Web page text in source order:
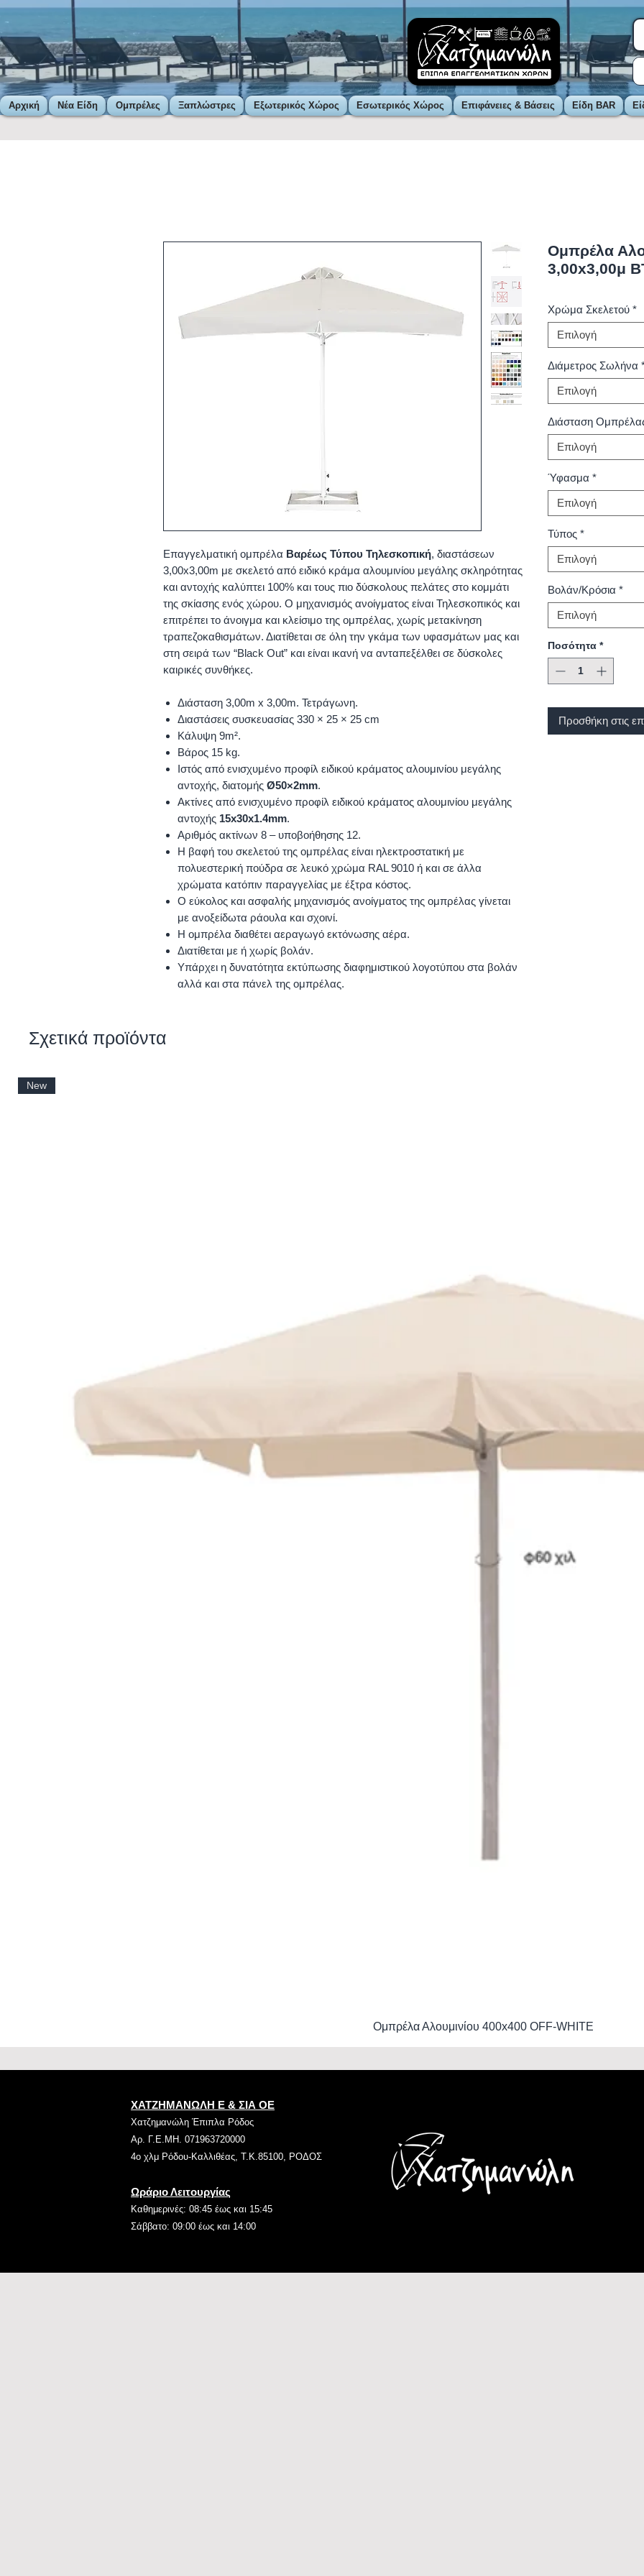
Αρχική Νέα Είδη Ομπρέλες Ξαπλώστρες Εξωτερικός Χώρος Εσωτερικός Χώρος Επιφάνειες & Βάσεις Είδη BAR
Επαγγελματική ομπρέλα Βαρέως Τύπου Τηλεσκοπική, διαστάσεων
3,00x3,00m με σκελετό από ειδικό κράμα αλουμινίου μεγάλης σκληρότητας
και αντοχής καλύπτει 100% και τους πιο δύσκολους πελάτες στο κομμάτι
της σκίασης ενός χώρου. Ο μηχανισμός ανοίγματος είναι Τηλεσκοπικός και
επιτρέπει το άνοιγμα και κλείσιμο της ομπρέλας, χωρίς μετακίνηση
τραπεζοκαθισμάτων. Διατίθεται σε όλη την γκάμα των υφασμάτων μας και
στη σειρά των “Black Out” και είναι ικανή να ανταπεξέλθει σε δύσκολες
καιρικές συνθήκες.
Διάσταση 3,00m x 3,00m. Τετράγωνη.
Διαστάσεις συσκευασίας 330 × 25 × 25 cm
Κάλυψη 9m².
Βάρος 15 kg.
Ιστός από ενισχυμένο προφίλ ειδικού κράματος αλουμινίου μεγάλης
αντοχής, διατομής Ø50×2mm.
Ακτίνες από ενισχυμένο προφίλ ειδικού κράματος αλουμινίου μεγάλης
αντοχής 15x30x1.4mm.
Αριθμός ακτίνων 8 – υποβοήθησης 12.
Η βαφή του σκελετού της ομπρέλας είναι ηλεκτροστατική με
πολυεστερική πούδρα σε λευκό χρώμα RAL 9010 ή και σε άλλα
χρώματα κατόπιν παραγγελίας με έξτρα κόστος.
Ο εύκολος και ασφαλής μηχανισμός ανοίγματος της ομπρέλας γίνεται
με ανοξείδωτα ράουλα και σχοινί.
Η ομπρέλα διαθέτει αεραγωγό εκτόνωσης αέρα.
Διατίθεται με ή χωρίς βολάν.
Υπάρχει η δυνατότητα εκτύπωσης διαφημιστικού λογοτύπου στα βολάν
αλλά και στα πάνελ της ομπρέλας.
Ομπρέλα
3,00x3,00μ
Χρώμα Σκελετού *
Επιλογή
Διάμετρος Σωλήνα
Επιλογή
Διάσταση
Επιλογή
Ύφασμα *
Επιλογή
Τύπος *
Επιλογή
Βολάν/Κρόσια *
Επιλογή
Ποσότητα *
Προσθήκη στις
Σχετικά προϊόντα
New
Ομπρέλα Αλουμινίου 400x400 OFF-WHITE
ΧΑΤΖΗΜΑΝΩΛΗ Ε & ΣΙΑ ΟΕ
Χατζημανώλη Έπιπλα Ρόδος
Αρ. Γ.Ε.ΜΗ. 071963720000
4ο χλμ Ρόδου-Καλλιθέας, Τ.Κ.85100, ΡΟΔΟΣ
Ωράριο Λειτουργίας
Καθημερινές: 08:45 έως και 15:45
Σάββατο: 09:00 έως και 14:00